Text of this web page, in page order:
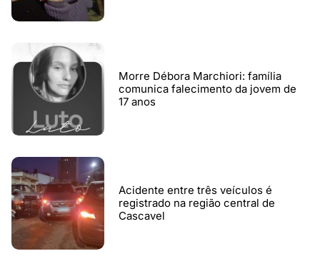
Morre Débora Marchiori: família
comunica falecimento da jovem de
17 anos
Acidente entre três veículos é
registrado na região central de
Cascavel